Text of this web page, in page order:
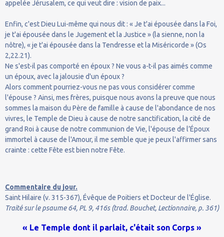
appelée Jérusalem, ce qui veut dire : vision de paix...
Enfin, c'est Dieu Lui-même qui nous dit : « Je t'ai épousée dans la Foi,
je t'ai épousée dans le Jugement et la Justice » (la sienne, non la
nôtre), « je t'ai épousée dans la Tendresse et la Miséricorde » (Os
2,22.21).
Ne s'est-il pas comporté en époux ? Ne vous a-t-il pas aimés comme
un époux, avec la jalousie d'un époux ?
Alors comment pourriez-vous ne pas vous considérer comme
l'épouse ? Ainsi, mes frères, puisque nous avons la preuve que nous
sommes la maison du Père de famille à cause de l'abondance de nos
vivres, le Temple de Dieu à cause de notre sanctification, la cité de
grand Roi à cause de notre communion de Vie, l'épouse de l’Époux
immortel à cause de l'Amour, il me semble que je peux l'affirmer sans
crainte : cette Fête est bien notre Fête.
Commentaire du jour.
Saint Hilaire (v. 315-367), Évêque de Poitiers et Docteur de l'Église.
Traité sur le psaume 64, PL 9, 416s (trad. Bouchet, Lectionnaire, p. 361)
« Le Temple dont il parlait, c'était son Corps »